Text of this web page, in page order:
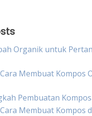
Organik untuk
Membuat Kompos
Pembuatan
Membuat Kompos